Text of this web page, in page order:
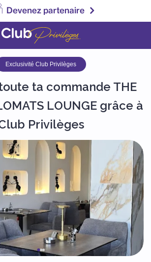
Devenez partenaire
Exclusivité Club Privilèges
ta commande THE
LOUNGE grâce à
Privilèges